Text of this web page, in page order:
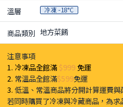
溫層 冷凍 -18°C
商品類別 地方菜餚
注意事項
1. 冷凍品全館滿 $999免運
2. 常溫品全館滿$599免運
3.低溫、常溫商品將分開計算運費與
若同時購買了冷凍與冷藏商品，為求